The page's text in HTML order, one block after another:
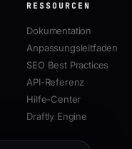
RESSOURCEN
Dokumentation
Anpassungsleitfaden
SEO Best Practices
API-Referenz
Hilfe-Center
Draftly Engine